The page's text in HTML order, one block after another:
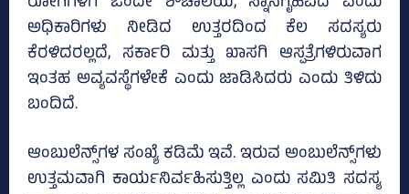
ಅಧಿಕಾರಿಗಳು ನೀಡಿದ ಉತ್ತರದಿಂದ ಕೆಲ ಸದಸ್ಯರು
ಕೆರಳಿದರಲ್ಲದೆ, ಸರ್ಕಾರಿ ಮತ್ತು ಖಾಸಗಿ ಆಸ್ಪತ್ರೆಗಳಿರುವಾಗ
ಇಂತಹ ಅವ್ಯವಸ್ಥೆಗಳೇಕೆ ಎಂದು ಜಾಡಿಸಿದರು ಎಂದು ತಿಳಿದು
ಬಂದಿದೆ.
ಆಂಬುಲೆನ್ಸ್‌ಗಳ ಸಂಖ್ಯೆ ಕಡಿಮೆ ಇವೆ. ಇರುವ ಅಂಬುಲೆನ್ಸ್‌ಗಳು
ಉತ್ತಮವಾಗಿ ಕಾರ್ಯನಿರ್ವಹಿಸುತ್ತಿಲ್ಲ ಎಂದು ಸಮಿತಿ ಸದಸ್ಯ